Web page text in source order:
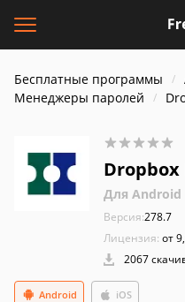
Бесплатные программы
Менеджеры паролей
Dropbox
Для Android
Версия:278.7
Лицензия: от
2067
Android iOS